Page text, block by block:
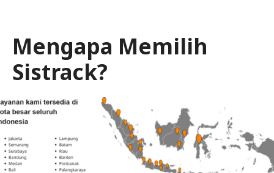
Mengapa Memilih
Sistrack?